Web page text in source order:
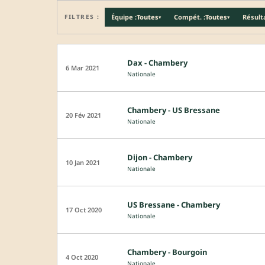
FILTRES : Équipe :Toutes▾ Compét. :Toutes▾
6 Mar 2021 Dax - Chambery
Nationale
20 Fév 2021 Chambery - US Bressane
Nationale
10 Jan 2021 Dijon - Chambery
Nationale
17 Oct 2020 US Bressane - Chambery
Nationale
4 Oct 2020 Chambery - Bourgoin
Nationale